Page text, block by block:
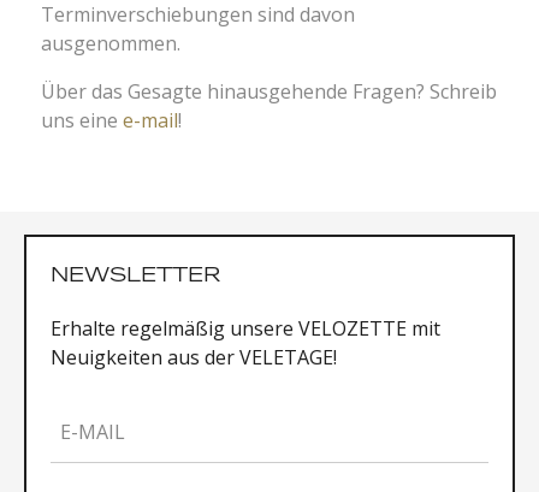
Terminverschiebungen sind davon
ausgenommen.
Über das Gesagte hinausgehende Fragen? Schreib
uns eine e-mail!
NEWSLETTER
Erhalte regelmäßig unsere VELOZETTE mit
Neuigkeiten aus der VELETAGE!
E-MAIL